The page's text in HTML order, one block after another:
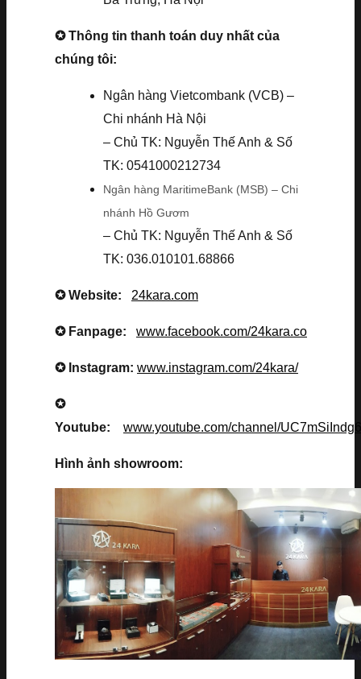
✪ Thông tin thanh toán duy nhất của
chúng tôi:
Ngân hàng Vietcombank (VCB) –
Chi nhánh Hà Nội
– Chủ TK: Nguyễn Thế Anh & Số
TK: 0541000212734
Ngân hàng MaritimeBank (MSB) – Chi
nhánh Hồ Gươm
– Chủ TK: Nguyễn Thế Anh & Số
TK: 036.010101.68866
✪ Website: 24kara.com
✪ Fanpage: www.facebook.com/24kara.co
✪ Instagram: www.instagram.com/24kara/
✪
Youtube: www.youtube.com/channel/
Hình ảnh showroom: